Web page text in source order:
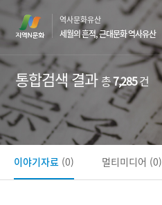
문
바
로
기
역사문화유산
세월의 흔적, 근대문화 역사유산
통합검색 결과총7,285건
이야기자료 (0) 멀티미디어 (0)